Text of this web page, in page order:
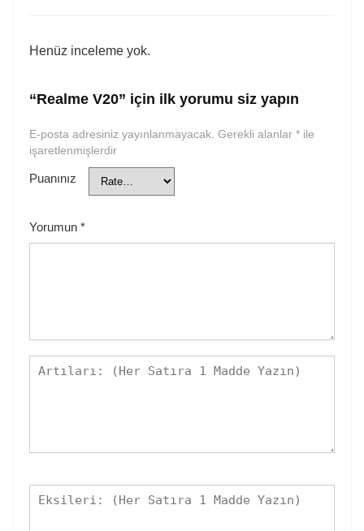
Henüz inceleme yok.
“Realme V20” için ilk yorumu siz yapın
E-posta adresiniz yayınlanmayacak. Gerekli alanlar * ile
işaretlenmişlerdir
Puanınız
Yorumun *